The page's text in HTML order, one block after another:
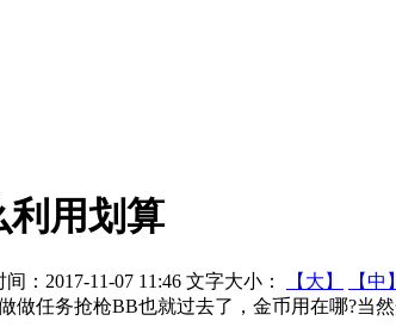
利用划算
间：2017-11-07 11:46 文字大小： 【大】 【中】
做任务抢枪BB也就过去了，金币用在哪?